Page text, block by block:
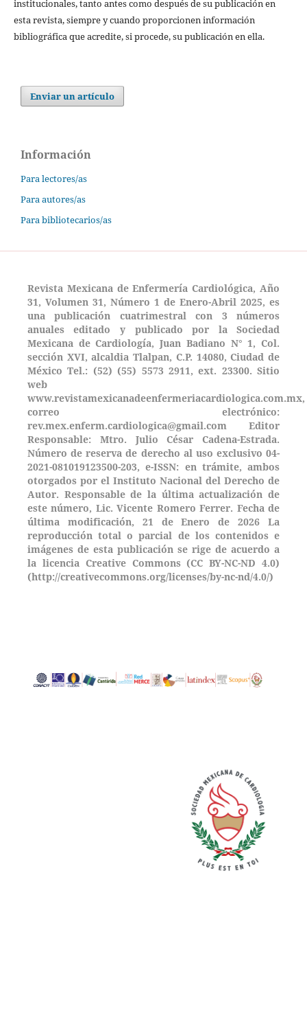
institucionales, tanto antes como después de su publicación en
esta revista, siempre y cuando proporcionen información
bibliográfica que acredite, si procede, su publicación en ella.
Enviar un artículo
Información
Para lectores/as
Para autores/as
Para bibliotecarios/as
Revista Mexicana de Enfermería Cardiológica, Año
31, Volumen 31, Número 1 de Enero-Abril 2025, es
una publicación cuatrimestral con 3 números
anuales editado y publicado por la Sociedad
Mexicana de Cardiología, Juan Badiano N° 1, Col.
sección XVI, alcaldia Tlalpan, C.P. 14080, Ciudad de
México Tel.: (52) (55) 5573 2911, ext. 23300. Sitio
web
www.revistamexicanadeenfermeriacardiologica.com.mx,
correo electrónico:
rev.mex.enferm.cardiologica@gmail.com Editor
Responsable: Mtro. Julio César Cadena-Estrada.
Número de reserva de derecho al uso exclusivo 04-
2021-081019123500-203, e-ISSN: en trámite, ambos
otorgados por el Instituto Nacional del Derecho de
Autor. Responsable de la última actualización de
este número, Lic. Vicente Romero Ferrer. Fecha de
última modificación, 21 de Enero de 2026 La
reproducción total o parcial de los contenidos e
imágenes de esta publicación se rige de acuerdo a
la licencia Creative Commons (CC BY-NC-ND 4.0)
(http://creativecommons.org/licenses/by-nc-nd/4.0/)